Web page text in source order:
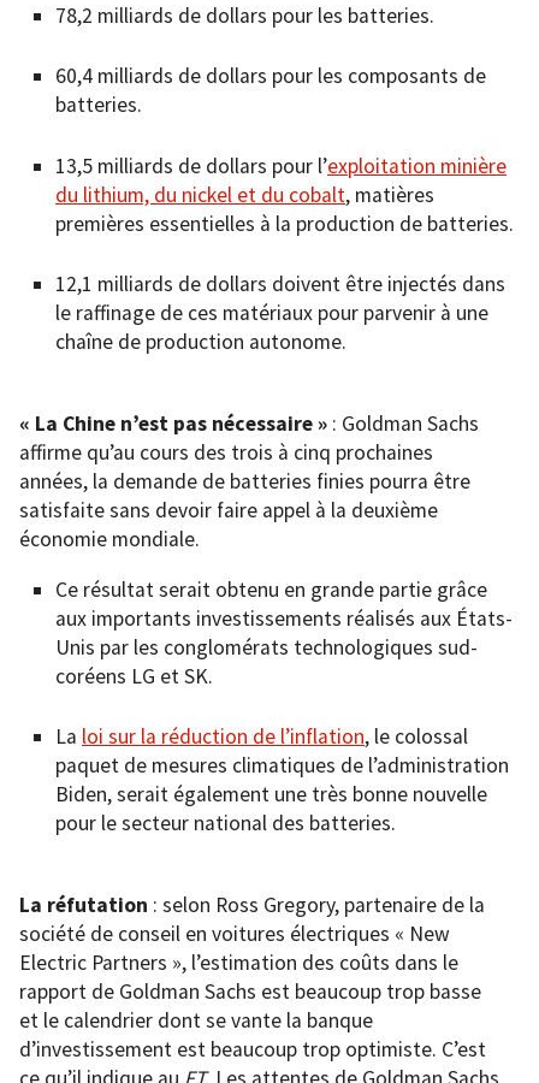
78,2 milliards de dollars pour les batteries.
60,4 milliards de dollars pour les composants de
batteries.
13,5 milliards de dollars pour l’exploitation minière
du lithium, du nickel et du cobalt, matières
premières essentielles à la production de batteries.
12,1 milliards de dollars doivent être injectés dans
le raffinage de ces matériaux pour parvenir à une
chaîne de production autonome.
« La Chine n’est pas nécessaire » : Goldman Sachs
affirme qu’au cours des trois à cinq prochaines
années, la demande de batteries finies pourra être
satisfaite sans devoir faire appel à la deuxième
économie mondiale.
Ce résultat serait obtenu en grande partie grâce
aux importants investissements réalisés aux États-
Unis par les conglomérats technologiques sud-
coréens LG et SK.
La loi sur la réduction de l’inflation, le colossal
paquet de mesures climatiques de l’administration
Biden, serait également une très bonne nouvelle
pour le secteur national des batteries.
La réfutation : selon Ross Gregory, partenaire de la
société de conseil en voitures électriques « New
Electric Partners », l’estimation des coûts dans le
rapport de Goldman Sachs est beaucoup trop basse
et le calendrier dont se vante la banque
d’investissement est beaucoup trop optimiste. C’est